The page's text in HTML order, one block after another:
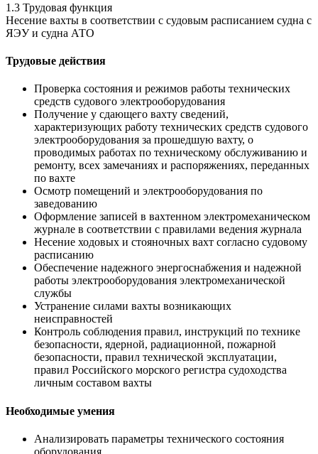
1.3 Трудовая функция
Несение вахты в соответствии с судовым расписанием судна с
ЯЭУ и судна АТО
Трудовые действия
Проверка состояния и режимов работы технических
средств судового электрооборудования
Получение у сдающего вахту сведений,
характеризующих работу технических средств судового
электрооборудования за прошедшую вахту, о
проводимых работах по техническому обслуживанию и
ремонту, всех замечаниях и распоряжениях, переданных
по вахте
Осмотр помещений и электрооборудования по
заведованию
Оформление записей в вахтенном электромеханическом
журнале в соответствии с правилами ведения журнала
Несение ходовых и стояночных вахт согласно судовому
расписанию
Обеспечение надежного энергоснабжения и надежной
работы электрооборудования электромеханической
службы
Устранение силами вахты возникающих
неисправностей
Контроль соблюдения правил, инструкций по технике
безопасности, ядерной, радиационной, пожарной
безопасности, правил технической эксплуатации,
правил Российского морского регистра судоходства
личным составом вахты
Необходимые умения
Анализировать параметры технического состояния
оборудования